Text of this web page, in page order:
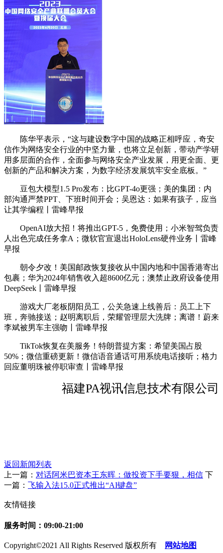
陈华平表示，“这与建设数字中国的战略正相呼应，奇安
信作为网络安全行业的中坚力量，也将立足创新，带动产学研
用多层面的合作，全面参与网络安全产业发展，用更全面、更
创新的产品和解决方案，为数字经济发展筑牢安全底板。”
豆包大模型1.5 Pro发布：比GPT-4o更强；美的集团：内
部沟通严禁PPT、下班时间开会；吴恩达：如果有孩子，应当
让其学编程丨雷峰早报
OpenAI放大招！将推出GPT-5，免费使用；小米智驾负责
人出色完成任务拿A；微软官宣退出HoloLens硬件业务丨雷峰
早报
朝令夕改！美国邮政恢复接收从中国内地和中国香港寄出
包裹；华为2024年销售收入超8600亿元；澳禁止政府设备使用
DeepSeek丨雷峰早报
游戏大厂老板阴阳员工，公关急速上线善后：员工上下
班，奔驰接送；赵明离职后，荣耀管理层大洗牌；离谱！蔚来
李斌被男车主强吻丨雷峰早报
TikTok恢复在美服务！特朗普提方案：希望美国占股
50%；微信重磅更新！微信语音通话可用系统电话接听；格力
回应董明珠被停职审查丨雷峰早报
福建PA视讯信息技术有限公司
返回新闻列表
上一篇： 对话阿米巴资本王东晖：做投资下手要狠，相信 下
一篇： 飞输入法15.0正式推出“AI键盘”
友情链接
服务时间：09:00-21:00
Copyright©2021 All Rights Reserved 版权所有 网站地图